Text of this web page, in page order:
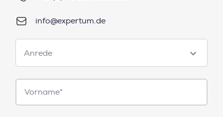
info@expertum.de
Anrede
Anrede
Vorname*